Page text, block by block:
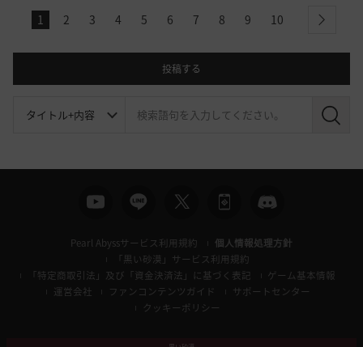
1 2 3 4 5 6 7 8 9 10 next
投稿する
検
Pearl Abyssサービス利用規約
個人情報処理方針
「黒い砂漠」サービス利用規約
「特定商取引法」及び「資金決済法」に基づく表記
ゲーム基本情報
運営会社
ファンコンテンツガイド
サポートセンター
クッキーポリシー